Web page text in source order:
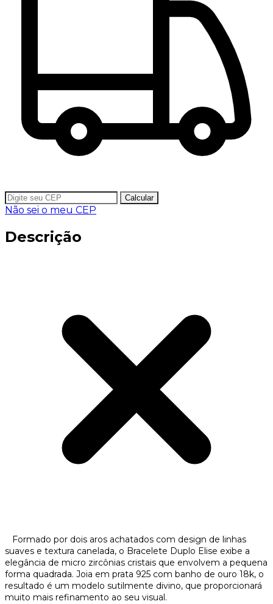
Calcular
Não sei o meu CEP
Descrição
Formado por dois aros achatados com design de linhas
suaves e textura canelada, o Bracelete Duplo Elise exibe a
elegância de micro zircônias cristais que envolvem a pequena
forma quadrada. Joia em prata 925 com banho de ouro 18k, o
resultado é um modelo sutilmente divino, que proporcionará
muito mais refinamento ao seu visual.